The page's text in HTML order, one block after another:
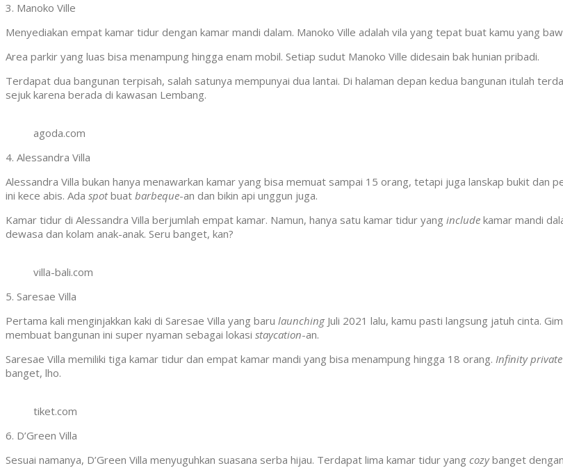
3. Manoko Ville
Menyediakan empat kamar tidur dengan kamar mandi dalam. Manoko Ville adalah vila yang tepat buat kamu yang
Area parkir yang luas bisa menampung hingga enam mobil. Setiap sudut Manoko Ville didesain bak hunian pribadi.
Terdapat dua bangunan terpisah, salah satunya mempunyai dua lantai. Di halaman depan kedua bangunan itulah
sejuk karena berada di kawasan Lembang.
agoda.com
4. Alessandra Villa
Alessandra Villa bukan hanya menawarkan kamar yang bisa memuat sampai 15 orang, tetapi juga lanskap bukit dan
ini kece abis. Ada spotbuat barbeque-an dan bikin api unggun juga.
Kamar tidur di Alessandra Villa berjumlah empat kamar. Namun, hanya satu kamar tidur yang include kamar mandi
dewasa dan kolam anak-anak. Seru banget, kan?
villa-bali.com
5. Saresae Villa
Pertama kali menginjakkan kaki di Saresae Villa yang baru launching Juli 2021 lalu, kamu pasti langsung jatuh cinta.
membuat bangunan ini super nyaman sebagai lokasi staycation-an.
Saresae Villa memiliki tiga kamar tidur dan empat kamar mandi yang bisa menampung hingga 18 orang. Infinity
banget, lho.
tiket.com
6. D’Green Villa
Sesuai namanya, D’Green Villa menyuguhkan suasana serba hijau. Terdapat lima kamar tidur yang cozybanget